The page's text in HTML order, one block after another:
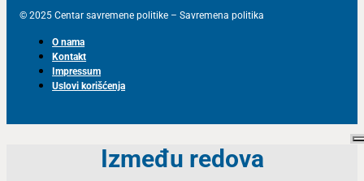
© 2025 Centar savremene politike – Savremena politika
O nama
Kontakt
Impressum
Uslovi korišćenja
Između redova